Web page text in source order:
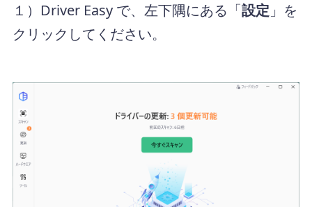
１）Driver Easy で、左下隅にある「設定 」を
クリックしてください。